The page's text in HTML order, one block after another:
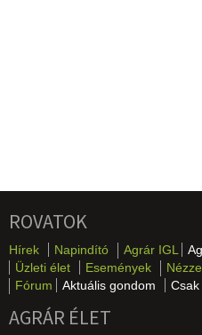
ROVATOK
Hírek Napindító Agrár IGL
Üzleti élet
Események
Fórum
Aktuális gondom
AGRÁR ÉLET